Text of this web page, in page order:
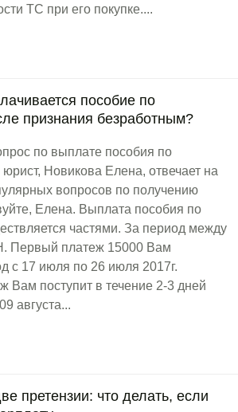
ТС при его покупке....
пособие по
признания безработным?
по выплате пособия по
Новикова Елена, отвечает на
вопросов по получению
Елена. Выплата пособия по
частями. За период между
Первый платеж 15000 Вам
с 17 июля по 26 июля 2017г.
Вам поступит в течение 2-3 дней
августа...
претензии: что делать, если